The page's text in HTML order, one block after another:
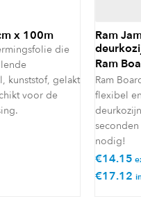
x 100m
die
kunststof, gelakt
voor de
Ram
Ram
Ram
flexibel
nodig!
€14.15
€17.12